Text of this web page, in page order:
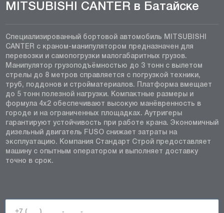
MITSUBISHI CANTER в Батайске
Специализированный бортовой автомобиль MITSUBISHI
CANTER с краном-манипулятором предназначен для
перевозки и самопогрузки малогабаритных грузов.
Манипулятор грузоподъёмностью до 3 тонн с вылетом
стрелы до 8 метров справляется с погрузкой техники,
труб, поддонов и стройматериалов. Платформа вмещает
до 5 тонн полезной нагрузки. Компактные размеры и
формула 4x2 обеспечивают высокую манёвренность в
городе и на ограниченных площадках. Аутригеры
гарантируют устойчивость при работе крана. Экономичный
дизельный двигатель FUSO снижает затраты на
эксплуатацию. Компания Стандарт Строй предоставляет
машину с опытным оператором и выполняет доставку
точно в срок.